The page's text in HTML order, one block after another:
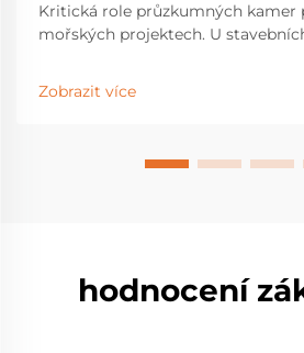
Kritická role průzkumných kamer
mořských projektech. U
nezbytným vybavením pro
konstrukčních problémů pod
Zobrazit více
hodnocení